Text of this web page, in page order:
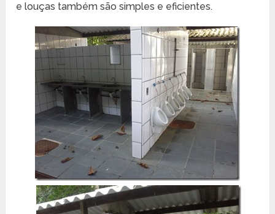
e louças também são simples e eficientes.